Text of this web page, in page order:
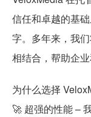
信任和卓越的基
字。多年来，我
相结合，帮助企业
为什么选择
🚀 超强的性能 –